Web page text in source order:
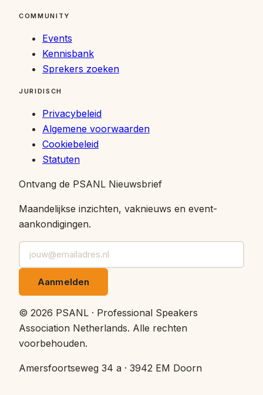
COMMUNITY
Events
Kennisbank
Sprekers zoeken
JURIDISCH
Privacybeleid
Algemene voorwaarden
Cookiebeleid
Statuten
Ontvang de PSANL Nieuwsbrief
Maandelijkse inzichten, vaknieuws en event-
aankondigingen.
Aanmelden
© 2026 PSANL · Professional Speakers
Association Netherlands. Alle rechten
voorbehouden.
Amersfoortseweg 34 a · 3942 EM Doorn